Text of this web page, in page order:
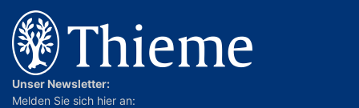
Unser Newsletter:
Melden Sie sich hier an: